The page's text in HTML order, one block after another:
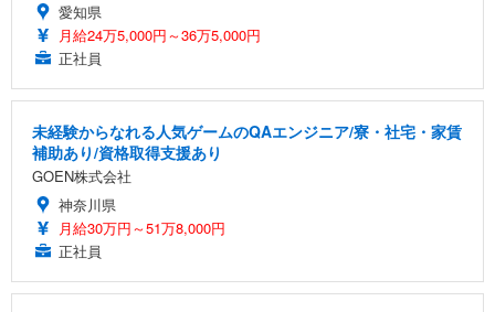
愛知県
月給24万5,000円～36万5,000円
正社員
未経験からなれる人気ゲームのQAエンジニア/寮・社宅・家賃
補助あり/資格取得支援あり
GOEN株式会社
神奈川県
月給30万円～51万8,000円
正社員